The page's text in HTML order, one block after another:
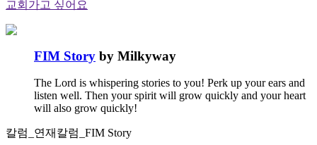
교회가고 싶어요
FIM Story by Milkyway
The Lord is whispering stories to you! Perk up your ears and
listen well. Then your spirit will grow quickly and your heart
will also grow quickly!
칼럼_연재칼럼_FIM Story